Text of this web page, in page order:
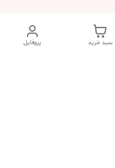
پروفایل سبد خرید